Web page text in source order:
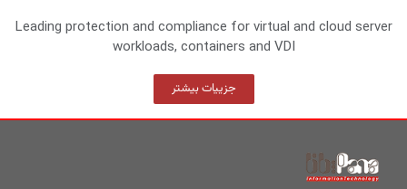
Leading protection and compliance for virtual and cloud server
workloads, containers and VDI
جزییات بیشتر